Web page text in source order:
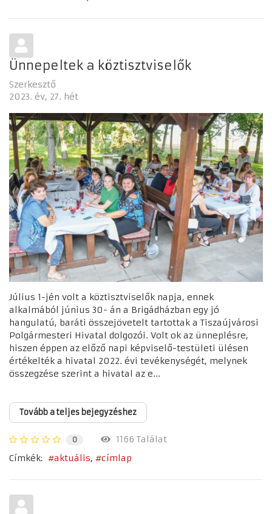
Ünnepeltek a köztisztviselők
Szerkesztő
2023. év 27. hét
Július 1-jén volt a köztisztviselők napja, ennek
alkalmából június 30- án a Brigádházban egy jó
hangulatú, baráti összejövetelt tartottak a Tiszaújvárosi
Polgármesteri Hivatal dolgozói. Volt ok az ünneplésre,
hiszen éppen az előző napi képviselő-testületi ülésen
értékelték a hivatal 2022. évi tevékenységét, melynek
összegzése szerint a hivatal az e...
Tovább a teljes bejegyzéshez
0
1166 Találat
Címkék:
aktuális címlap